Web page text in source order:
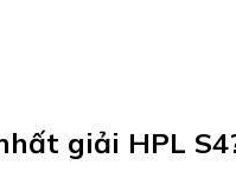
giải HPL